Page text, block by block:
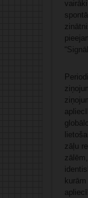
“
zāļu